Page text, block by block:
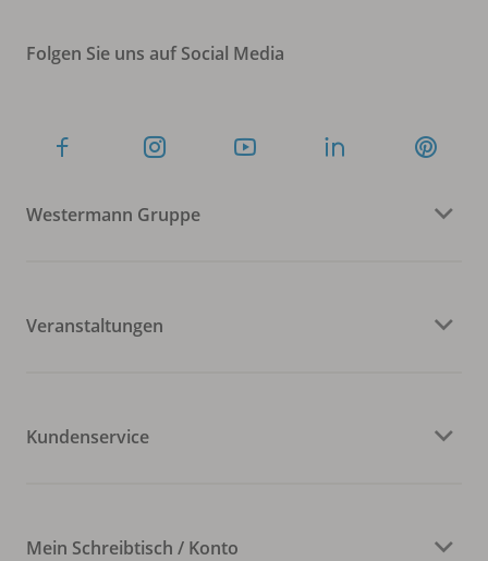
Folgen Sie uns auf Social Media
Westermann Gruppe
Veranstaltungen
Kundenservice
Mein Schreibtisch / Konto